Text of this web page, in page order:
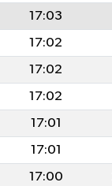
17:03
17:02
17:02
17:02
17:01
17:01
17:00